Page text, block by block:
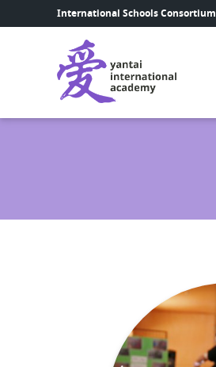
International Schools Consortium